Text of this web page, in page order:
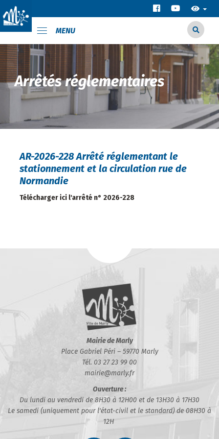
MENU
Arrêtés réglementaires
AR-2026-228 Arrêté réglementant le
stationnement et la circulation rue de
Normandie
Télécharger ici l'arrêté n° 2026-228
Mairie de Marly
Place Gabriel Péri – 59770 Marly
Tél. 03 27 23 99 00
mairie@marly.fr
Ouverture :
Du lundi au vendredi de 8H30 à 12H00 et de 13H30 à 17H30
Le samedi (uniquement pour l'état-civil et le standard) de 08H30 à
12H